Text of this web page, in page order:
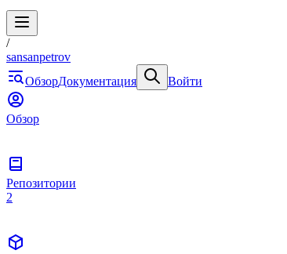
/
sansanpetrov
ОбзорДокументация Войти
Обзор
Репозитории
2